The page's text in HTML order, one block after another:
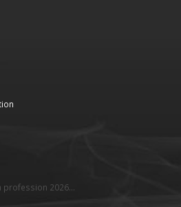
profession 2026...